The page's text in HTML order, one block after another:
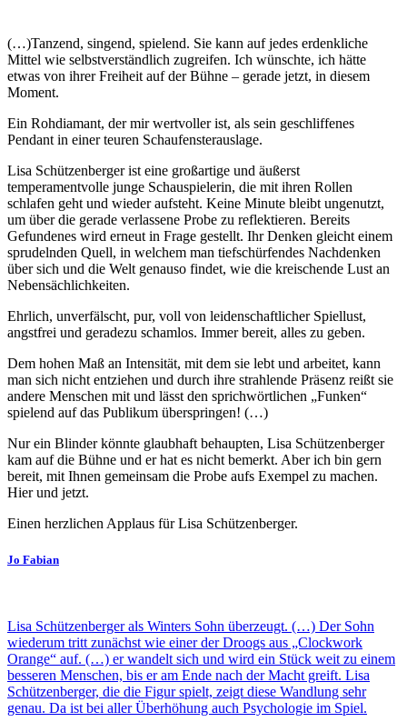
(…)Tanzend, singend, spielend. Sie kann auf jedes erdenkliche
Mittel wie selbstverständlich zugreifen. Ich wünschte, ich hätte
etwas von ihrer Freiheit auf der Bühne – gerade jetzt, in diesem
Moment.
Ein Rohdiamant, der mir wertvoller ist, als sein geschliffenes
Pendant in einer teuren Schaufensterauslage.
Lisa Schützenberger ist eine großartige und äußerst
temperamentvolle junge Schauspielerin, die mit ihren Rollen
schlafen geht und wieder aufsteht. Keine Minute bleibt ungenutzt,
um über die gerade verlassene Probe zu reflektieren. Bereits
Gefundenes wird erneut in Frage gestellt. Ihr Denken gleicht einem
sprudelnden Quell, in welchem man tiefschürfendes Nachdenken
über sich und die Welt genauso findet, wie die kreischende Lust an
Nebensächlichkeiten.
Ehrlich, unverfälscht, pur, voll von leidenschaftlicher Spiellust,
angstfrei und geradezu schamlos. Immer bereit, alles zu geben.
Dem hohen Maß an Intensität, mit dem sie lebt und arbeitet, kann
man sich nicht entziehen und durch ihre strahlende Präsenz reißt sie
andere Menschen mit und lässt den sprichwörtlichen „Funken“
spielend auf das Publikum überspringen! (…)
Nur ein Blinder könnte glaubhaft behaupten, Lisa Schützenberger
kam auf die Bühne und er hat es nicht bemerkt. Aber ich bin gern
bereit, mit Ihnen gemeinsam die Probe aufs Exempel zu machen.
Hier und jetzt.
Einen herzlichen Applaus für Lisa Schützenberger.
Jo Fabian
Lisa Schützenberger als Winters Sohn überzeugt. (…) Der Sohn
wiederum tritt zunächst wie einer der Droogs aus „Clockwork
Orange“ auf. (…) er wandelt sich und wird ein Stück weit zu einem
besseren Menschen, bis er am Ende nach der Macht greift. Lisa
Schützenberger, die die Figur spielt, zeigt diese Wandlung sehr
genau. Da ist bei aller Überhöhung auch Psychologie im Spiel.